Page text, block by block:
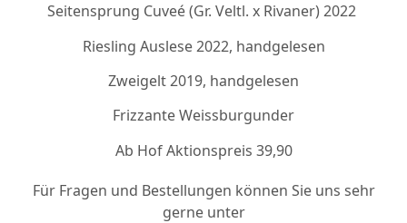
Seitensprung Cuveé (Gr. Veltl. x Rivaner) 2022
Riesling Auslese 2022, handgelesen
Zweigelt 2019, handgelesen
Frizzante Weissburgunder
Ab Hof Aktionspreis 39,90
Für Fragen und Bestellungen können Sie uns sehr
gerne unter